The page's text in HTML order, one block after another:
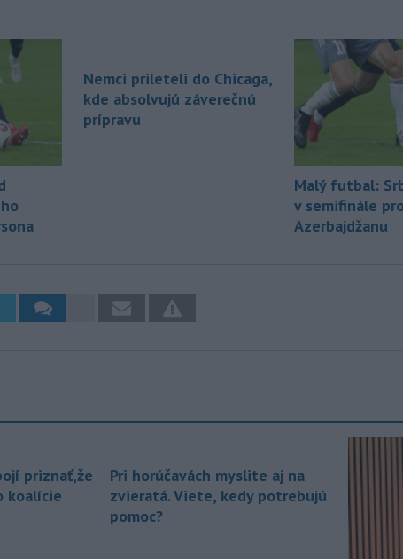
Nemci prileteli do Chicaga,
kde absolvujú záverečnú
prípravu
Malý futbal:
v semifinále
Azerbajdžanu
priznať,že
koalície
Pri horúčavách myslite aj na
zvieratá. Viete, kedy potrebujú
pomoc?